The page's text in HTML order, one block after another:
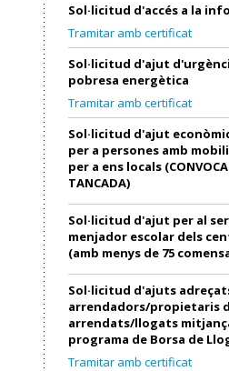
Sol·licitud d'accés a la
Tramitar amb certificat
Sol·licitud d'ajut
pobresa energètica
Tramitar amb certificat
Sol·licitud d'ajut
per a persones amb
per a ens locals
TANCADA)
Sol·licitud d'ajut per al
menjador escolar dels
(amb menys de 75
Sol·licitud d'ajuts
arrendadors/propietaris
arrendats/llogats
programa de Borsa de
Tramitar amb certificat